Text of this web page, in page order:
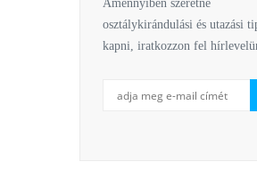
Amennyiben szeretne
osztálykirándulási és utazási
kapni, iratkozzon fel